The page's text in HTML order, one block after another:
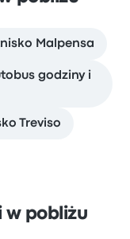
Malpensa
godziny i
Treviso
w pobliżu